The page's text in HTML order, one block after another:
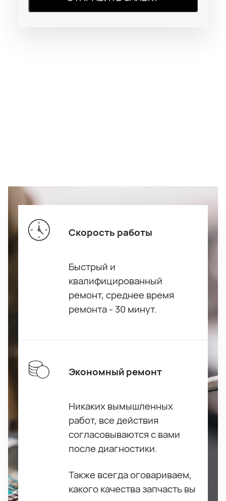
Скорость работы
Быстрый и
квалифицированный
ремонт, среднее время
ремонта - 30 минут.
Экономный ремонт
Никаких вымышленных
работ, все действия
согласовываются с вами
после диагностики.
Также всегда оговариваем,
какого качества запчасть вы